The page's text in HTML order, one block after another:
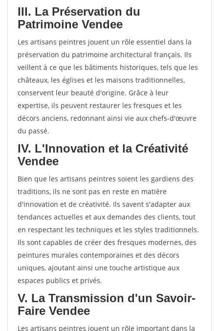
III. La Préservation du
Patrimoine Vendee
Les artisans peintres jouent un rôle essentiel dans la
préservation du patrimoine architectural français. Ils
veillent à ce que les bâtiments historiques, tels que les
châteaux, les églises et les maisons traditionnelles,
conservent leur beauté d'origine. Grâce à leur
expertise, ils peuvent restaurer les fresques et les
décors anciens, redonnant ainsi vie aux chefs-d'œuvre
du passé.
IV. L'Innovation et la Créativité
Vendee
Bien que les artisans peintres soient les gardiens des
traditions, ils ne sont pas en reste en matière
d'innovation et de créativité. Ils savent s'adapter aux
tendances actuelles et aux demandes des clients, tout
en respectant les techniques et les styles traditionnels.
Ils sont capables de créer des fresques modernes, des
peintures murales contemporaines et des décors
uniques, ajoutant ainsi une touche artistique aux
espaces publics et privés.
V. La Transmission d'un Savoir-
Faire Vendee
Les artisans peintres jouent un rôle important dans la